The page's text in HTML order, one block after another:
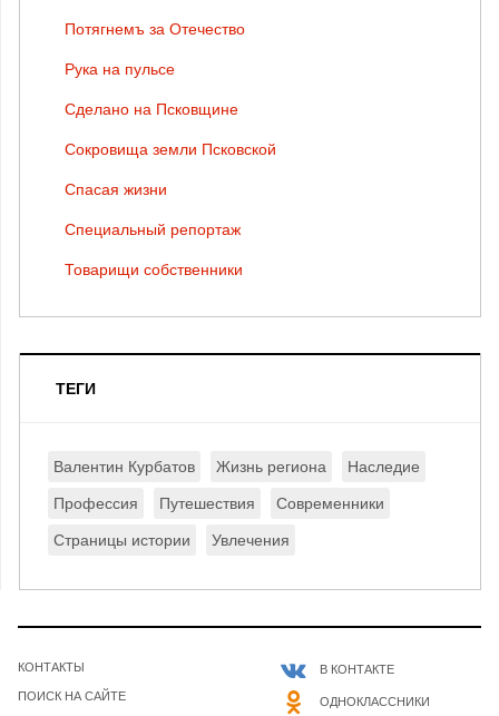
Потягнемъ за Отечество
Рука на пульсе
Сделано на Псковщине
Сокровища земли Псковской
Спасая жизни
Специальный репортаж
Товарищи собственники
ТЕГИ
Валентин Курбатов Жизнь региона Наследие
Профессия Путешествия Современники
Страницы истории Увлечения
КОНТАКТЫ
ПОИСК НА САЙТЕ
В КОНТАКТЕ
ОДНОКЛАССНИКИ